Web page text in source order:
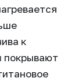
к
покрывают